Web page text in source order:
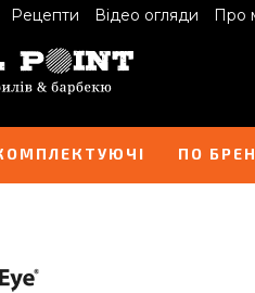
Рецепти Відео огляди Про
ПО